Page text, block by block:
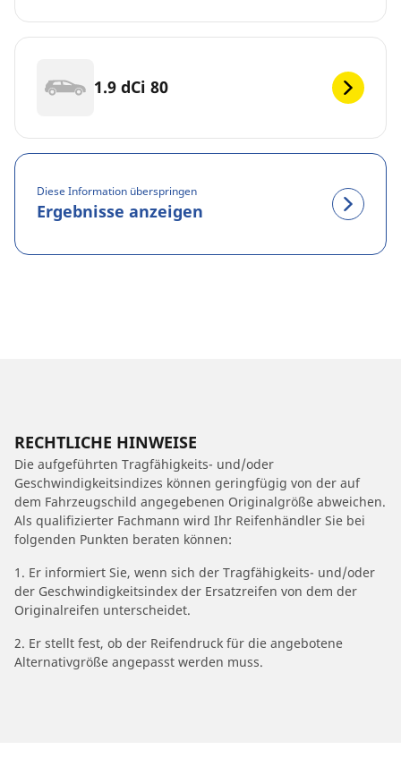
1.9 dCi 80
Diese Information überspringen
Ergebnisse anzeigen
RECHTLICHE HINWEISE
Die aufgeführten Tragfähigkeits- und/oder
Geschwindigkeitsindizes können geringfügig von der auf
dem Fahrzeugschild angegebenen Originalgröße abweichen.
Als qualifizierter Fachmann wird Ihr Reifenhändler Sie bei
folgenden Punkten beraten können:
1. Er informiert Sie, wenn sich der Tragfähigkeits- und/oder
der Geschwindigkeitsindex der Ersatzreifen von dem der
Originalreifen unterscheidet.
2. Er stellt fest, ob der Reifendruck für die angebotene
Alternativgröße angepasst werden muss.